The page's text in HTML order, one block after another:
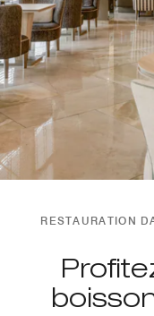
RESTAURATION